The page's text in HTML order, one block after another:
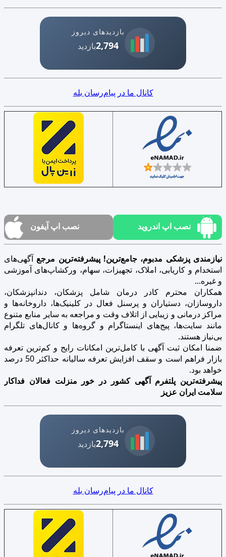
بازدیدهای دیروز
2,794بازدید
کانال ما در پیام‌رسان بله
نصب اپ اندروید نصب اپ آیفون
نیازمندی پزشکی مدبوم، جامع‌ترین! پیشرفته‌ترین مرجع آگهی‌های
استخدام و کاریابی، املاک، تجهیزات، سهام، ورکشاپ‌های آموزشی
و غیره...
همکاران محترم کادر درمان شامل پزشکان، دندانپزشکان،
داروسازان، دستیاران و پرسنل فعال در کلینیک‌ها، داروخانه‌ها و
مراکز درمانی و زیبایی از اتلاف وقت و مراجعه به سایر منابع متنوع
مانند سایت‌ها، پیج‌های اینستاگرام و گروه‌ها و کانال‌های تلگرام
بی‌نیاز هستند.
ضمنا امکان ثبت آگهی با کامل‌ترین امکانات رایج و کم‌ترین تعرفه
بازار فراهم است و سقف افزایش تعرفه سالیانه حداکثر 50 درصد
خواهد بود.
پیشرفته‌ترین پلتفرم آگهی کشور در خور منزلت فعالان فداکار
سلامت ایران عزیز
بازدیدهای دیروز
2,794بازدید
کانال ما در پیام‌رسان بله